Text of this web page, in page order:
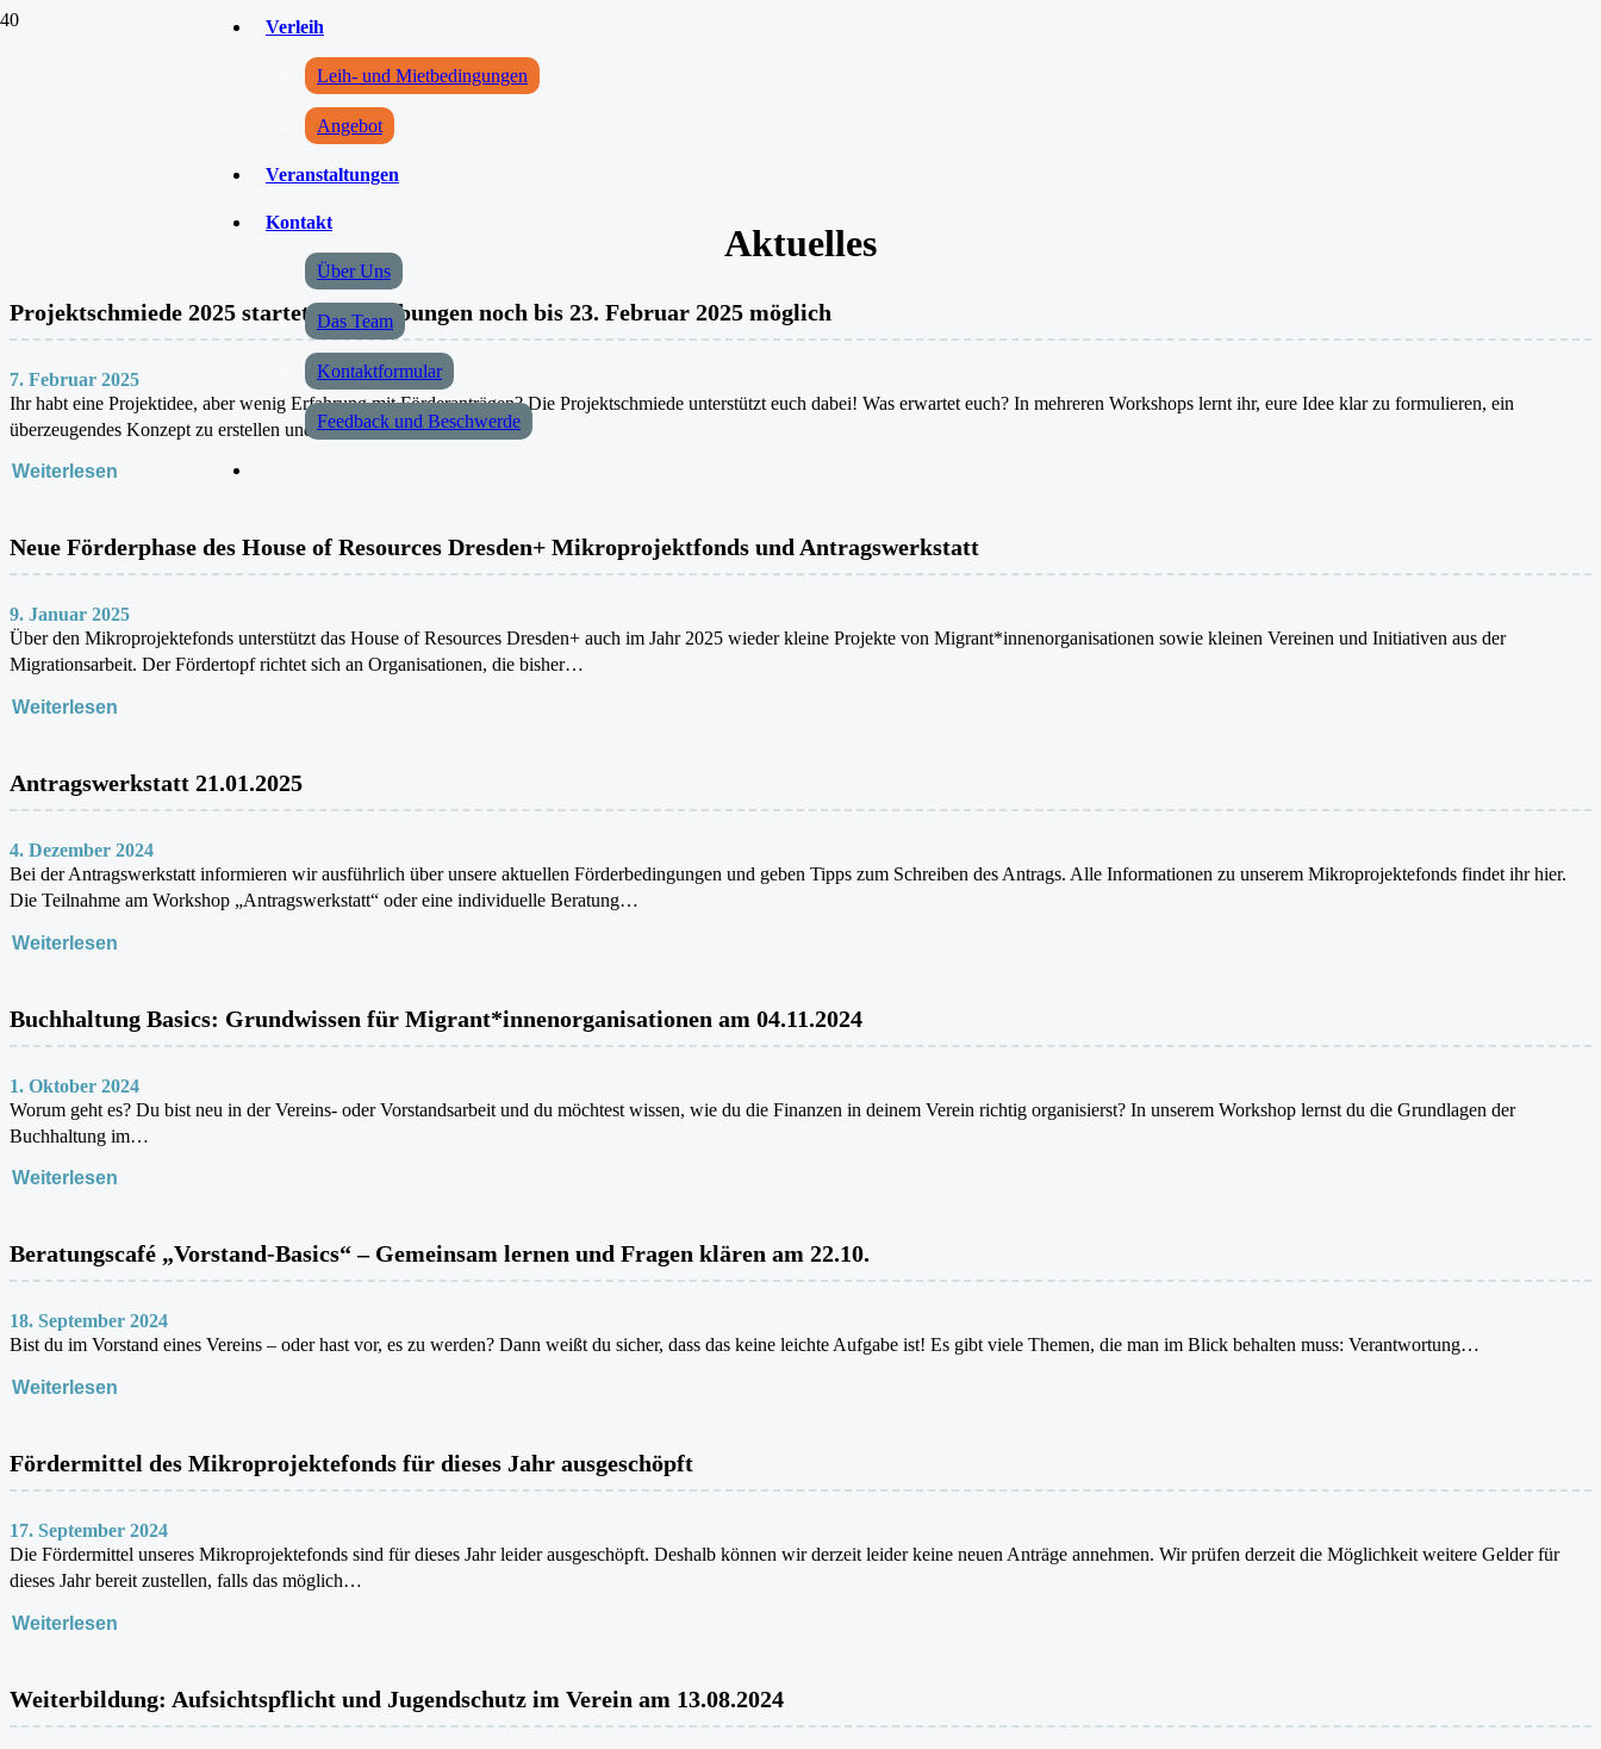
Verleih
Leih- und Mietbedingungen
Angebot
Veranstaltungen
Kontakt
Über Uns
Das Team
Kontaktformular
Feedback und Beschwerde
Aktuelles
Projektschmiede 2025 startet – Bewerbungen noch bis 23. Februar 2025 möglich
7. Februar 2025
Ihr habt eine Projektidee, aber wenig Erfahrung mit Förderanträgen? Die Projektschmiede unterstützt euch dabei! Was erwartet euch? In mehreren Workshops lernt ihr, eure Idee klar zu formulieren, ein
überzeugendes Konzept zu erstellen und einen…
Weiterlesen
Neue Förderphase des House of Resources Dresden+ Mikroprojektfonds und Antragswerkstatt
9. Januar 2025
Über den Mikroprojektefonds unterstützt das House of Resources Dresden+ auch im Jahr 2025 wieder kleine Projekte von Migrant*innenorganisationen sowie kleinen Vereinen und Initiativen aus der
Migrationsarbeit. Der Fördertopf richtet sich an Organisationen, die bisher…
Weiterlesen
Antragswerkstatt 21.01.2025
4. Dezember 2024
Bei der Antragswerkstatt informieren wir ausführlich über unsere aktuellen Förderbedingungen und geben Tipps zum Schreiben des Antrags. Alle Informationen zu unserem Mikroprojektefonds findet ihr hier.
Die Teilnahme am Workshop „Antragswerkstatt“ oder eine individuelle Beratung…
Weiterlesen
Buchhaltung Basics: Grundwissen für Migrant*innenorganisationen am 04.11.2024
1. Oktober 2024
Worum geht es? Du bist neu in der Vereins- oder Vorstandsarbeit und du möchtest wissen, wie du die Finanzen in deinem Verein richtig organisierst? In unserem Workshop lernst du die Grundlagen der
Buchhaltung im…
Weiterlesen
Beratungscafé „Vorstand-Basics“ – Gemeinsam lernen und Fragen klären am 22.10.
18. September 2024
Bist du im Vorstand eines Vereins – oder hast vor, es zu werden? Dann weißt du sicher, dass das keine leichte Aufgabe ist! Es gibt viele Themen, die man im Blick behalten muss: Verantwortung…
Weiterlesen
Fördermittel des Mikroprojektefonds für dieses Jahr ausgeschöpft
17. September 2024
Die Fördermittel unseres Mikroprojektefonds sind für dieses Jahr leider ausgeschöpft. Deshalb können wir derzeit leider keine neuen Anträge annehmen. Wir prüfen derzeit die Möglichkeit weitere Gelder für
dieses Jahr bereit zustellen, falls das möglich…
Weiterlesen
Weiterbildung: Aufsichtspflicht und Jugendschutz im Verein am 13.08.2024